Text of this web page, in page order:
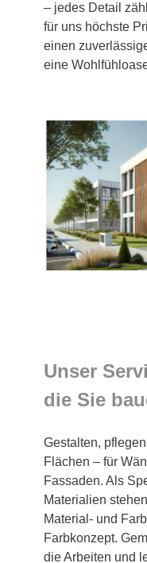
– jedes Detail
für uns höchste
einen
eine
Unser
die Sie
Gestalten,
Flächen – für
Fassaden. Als
Materialien
Material- und
Farbkonzept.
die Arbeiten und